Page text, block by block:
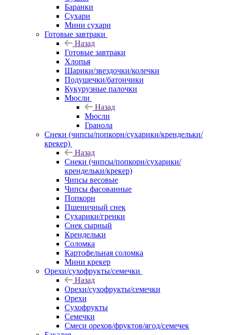
Баранки
Сухари
Мини сухари
Готовые завтраки
Назад
Готовые завтраки
Хлопья
Шарики/звездочки/колечки
Подушечки/батончики
Кукурузные палочки
Мюсли
Назад
Мюсли
Гранола
Снеки (чипсы/попкорн/сухарики/крендельки/
крекер)
Назад
Снеки (чипсы/попкорн/сухарики/
крендельки/крекер)
Чипсы весовые
Чипсы фасованные
Попкорн
Пшеничный снек
Сухарики/гренки
Снек сырный
Крендельки
Соломка
Картофельная соломка
Мини крекер
Орехи/сухофрукты/семечки
Назад
Орехи/сухофрукты/семечки
Орехи
Сухофрукты
Семечки
Смеси орехов/фруктов/ягод/семечек